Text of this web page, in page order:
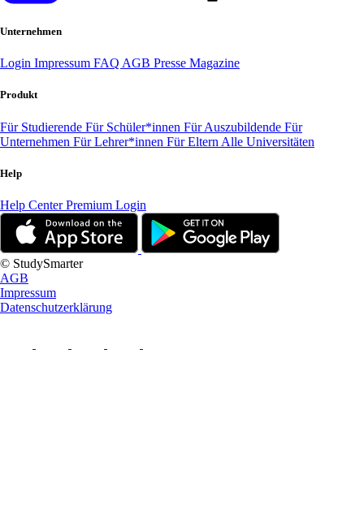
Unternehmen
Login Impressum FAQ AGB Presse Magazine
Produkt
Für Studierende Für Schüler*innen Für Auszubildende Für
Unternehmen Für Lehrer*innen Für Eltern Alle Universitäten
Help
Help CenterPremium Login
© StudySmarter
AGB
Impressum
Datenschutzerklärung